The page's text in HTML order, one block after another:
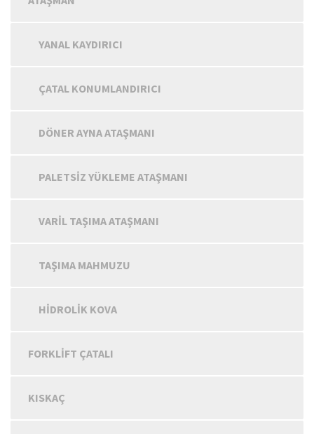
YANAL KAYDIRICI
ÇATAL KONUMLANDIRICI
DÖNER AYNA ATAŞMANI
PALETSIZ YÜKLEME ATAŞMANI
VARIL TAŞIMA ATAŞMANI
TAŞIMA MAHMUZU
HIDROLIK KOVA
FORKLIFT ÇATALI
KISKAÇ